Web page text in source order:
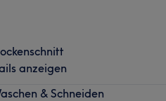
anzeigen
& Schneiden